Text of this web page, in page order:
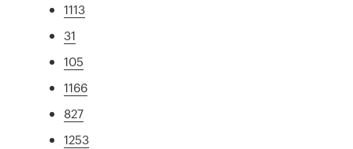
1113
31
105
1166
827
1253